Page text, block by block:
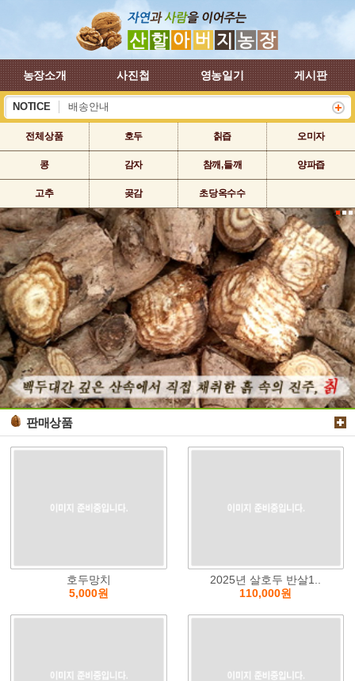
농장소개 사진첩 영농일기 게시판
NOTICE
하계 휴가 배송안내
배송안내
전체상품 호두 칡즙 오미자
콩 감자 참깨,들깨 양파즙
고추 곶감 초당옥수수
판매상품
호두망치
5,000원
2025년 살호두 반살1..
110,000원